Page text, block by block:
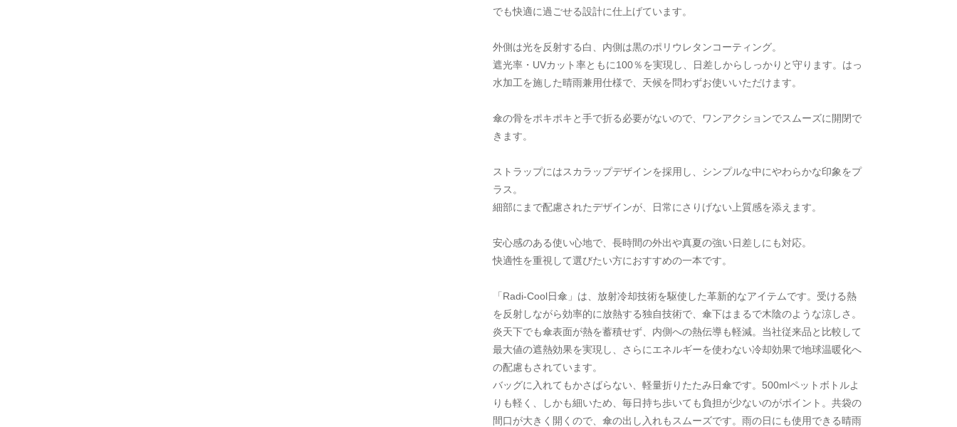
でも快適に過ごせる設計に仕上げています。
外側は光を反射する白、内側は黒のポリウレタンコーティング。
遮光率・UVカット率ともに100％を実現し、日差しからしっかりと守ります。はっ
水加工を施した晴雨兼用仕様で、天候を問わずお使いいただけます。
傘の骨をポキポキと手で折る必要がないので、ワンアクションでスムーズに開閉で
きます。
ストラップにはスカラップデザインを採用し、シンプルな中にやわらかな印象をプ
ラス。
細部にまで配慮されたデザインが、日常にさりげない上質感を添えます。
安心感のある使い心地で、長時間の外出や真夏の強い日差しにも対応。
快適性を重視して選びたい方におすすめの一本です。
「Radi-Cool日傘」は、放射冷却技術を駆使した革新的なアイテムです。受ける熱
を反射しながら効率的に放熱する独自技術で、傘下はまるで木陰のような涼しさ。
炎天下でも傘表面が熱を蓄積せず、内側への熱伝導も軽減。当社従来品と比較して
最大値の遮熱効果を実現し、さらにエネルギーを使わない冷却効果で地球温暖化へ
の配慮もされています。
バッグに入れてもかさばらない、軽量折りたたみ日傘です。500mlペットボトルよ
りも軽く、しかも細いため、毎日持ち歩いても負担が少ないのがポイント。共袋の
間口が大きく開くので、傘の出し入れもスムーズです。雨の日にも使用できる晴雨